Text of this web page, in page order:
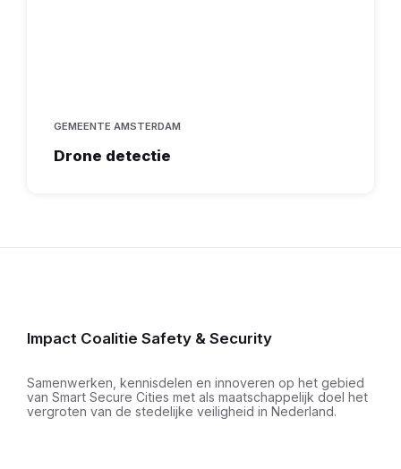
GEMEENTE AMSTERDAM
Drone detectie
Impact Coalitie Safety & Security
Samenwerken, kennisdelen en innoveren op het gebied
van Smart Secure Cities met als maatschappelijk doel het
vergroten van de stedelijke veiligheid in Nederland.